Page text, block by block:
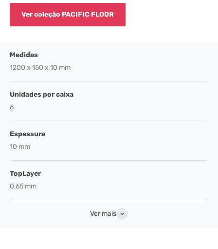
Ver coleção PACIFIC FLOOR
Medidas
1200 x 150 x 10 mm
Unidades por caixa
6
Espessura
10 mm
TopLayer
0,65 mm
Ver mais